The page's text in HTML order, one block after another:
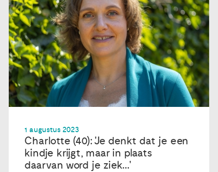
1 augustus 2023
Charlotte (40): 'Je denkt dat je een
kindje krijgt, maar in plaats
daarvan word je ziek...'